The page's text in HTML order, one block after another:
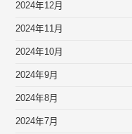
2024年12月
2024年11月
2024年10月
2024年9月
2024年8月
2024年7月